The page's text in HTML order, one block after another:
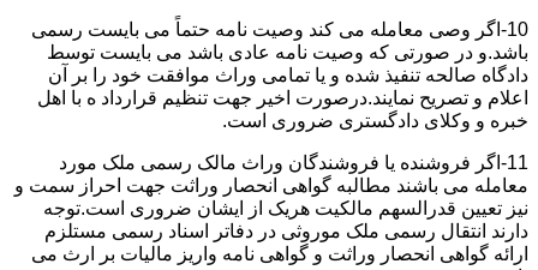
10-اگر وصی معامله می کند وصیت نامه حتماً می بایست رسمی
باشد.و در صورتی که وصیت نامه عادی باشد می بایست توسط
دادگاه صالحه تنفیذ شده و یا تمامی وراث موافقت خود را بر آن
اعلام و تصریح نمایند.درصورت اخیر جهت تنظیم قرارداد ه با اهل
خبره و وکلای دادگستری ضروری است.
11-اگر فروشنده یا فروشندگان وراث مالک رسمی ملک مورد
معامله می باشند مطالبه گواهی انحصار وراثت جهت احراز سمت و
نیز تعیین قدرالسهم مالکیت هریک از ایشان ضروری است.توجه
دارند انتقال رسمی ملک موروثی در دفاتر اسناد رسمی مستلزم
ارائه گواهی انحصار وراثت و گواهی نامه واریز مالیات بر ارث می